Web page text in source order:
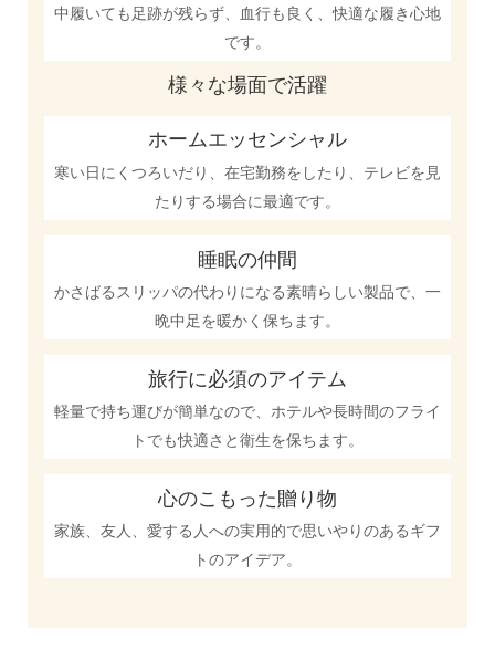
中履いても足跡が残らず、血行も良く、快適な履き心地
です。
様々な場面で活躍
ホームエッセンシャル
寒い日にくつろいだり、在宅勤務をしたり、テレビを見
たりする場合に最適です。
睡眠の仲間
かさばるスリッパの代わりになる素晴らしい製品で、一
晩中足を暖かく保ちます。
旅行に必須のアイテム
軽量で持ち運びが簡単なので、ホテルや長時間のフライ
トでも快適さと衛生を保ちます。
心のこもった贈り物
家族、友人、愛する人への実用的で思いやりのあるギフ
トのアイデア。